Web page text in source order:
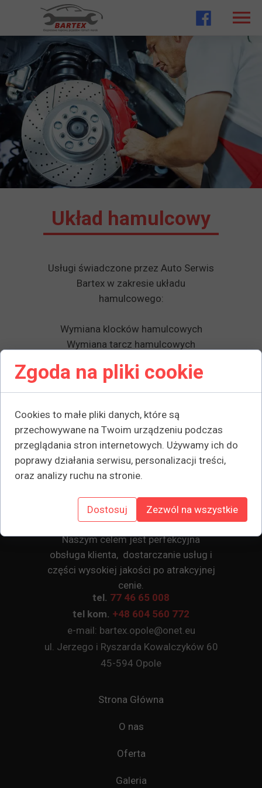
Układ hamulcowy
Usługi świadczone przez Auto Serwis
Bartex w zakresie układu
hamulcowego:
Wymiana klocków hamulcowych
Wymiana tarcz hamulcowych
Wymiana szczęk oraz bębnów
hamulcowych
tel. 77 46 65 008
tel kom. +48 604 560 772
e-mail: bartex.opole@onet.eu
ul. Jerzego i Ryszarda Kowalczyków 60
45-594 Opole
Naszym celem jest perfekcyjna
obsługa klienta, dostarczanie usług i
części wysokiej jakości po atrakcyjnej
cenie.
Strona Główna
O nas
Oferta
Galeria
Zgoda na pliki cookie
Cookies to małe pliki danych, które są
przechowywane na Twoim urządzeniu podczas
przeglądania stron internetowych. Używamy ich do
poprawy działania serwisu, personalizacji treści,
oraz analizy ruchu na stronie.
Dostosuj Zezwól na wszystkie